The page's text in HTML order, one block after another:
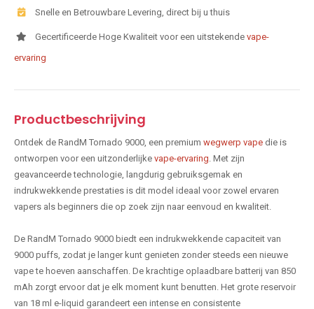
Snelle en Betrouwbare Levering, direct bij u thuis
Gecertificeerde Hoge Kwaliteit voor een uitstekende vape-
ervaring
Productbeschrijving
Ontdek de RandM Tornado 9000, een premium wegwerp vape die is
ontworpen voor een uitzonderlijke vape-ervaring . Met zijn
geavanceerde technologie, langdurig gebruiksgemak en
indrukwekkende prestaties is dit model ideaal voor zowel ervaren
vapers als beginners die op zoek zijn naar eenvoud en kwaliteit.
De RandM Tornado 9000 biedt een indrukwekkende capaciteit van
9000 puffs, zodat je langer kunt genieten zonder steeds een nieuwe
vape te hoeven aanschaffen. De krachtige oplaadbare batterij van 850
mAh zorgt ervoor dat je elk moment kunt benutten. Het grote reservoir
van 18 ml e-liquid garandeert een intense en consistente